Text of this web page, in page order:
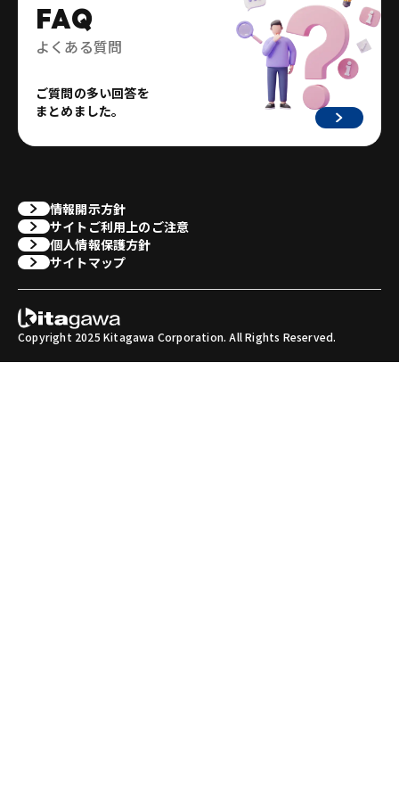
FAQ
よくある質問
ご質問の多い回答を
まとめました。
情報開示方針
サイトご利用上のご注意
個人情報保護方針
サイトマップ
Copyright 2025 Kitagawa Corporation. All Rights Reserved.